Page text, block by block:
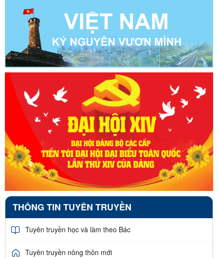
THÔNG TIN TUYÊN TRUYỀN
Tuyên truyền học và làm theo Bác
Tuyên truyền nông thôn mới